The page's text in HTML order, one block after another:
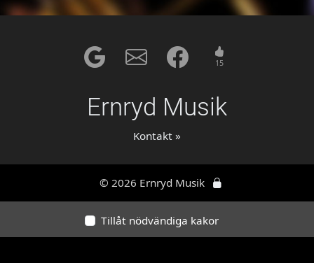
15
Ernryd Musik
Kontakt »
© 2026 Ernryd Musik
Tillåt nödvändiga kakor